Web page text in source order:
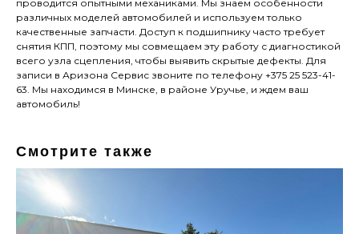
проводится опытными механиками. Мы знаем особенности
различных моделей автомобилей и используем только
качественные запчасти. Доступ к подшипнику часто требует
снятия КПП, поэтому мы совмещаем эту работу с диагностикой
всего узла сцепления, чтобы выявить скрытые дефекты. Для
записи в Аризона Сервис звоните по телефону +375 25 523-41-
63. Мы находимся в Минске, в районе Уручье, и ждем ваш
автомобиль!
Смотрите также